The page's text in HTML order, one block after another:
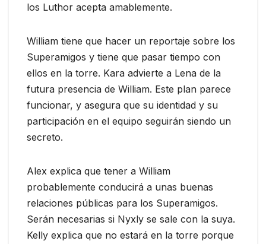
los Luthor acepta amablemente.
William tiene que hacer un reportaje sobre los
Superamigos y tiene que pasar tiempo con
ellos en la torre. Kara advierte a Lena de la
futura presencia de William. Este plan parece
funcionar, y asegura que su identidad y su
participación en el equipo seguirán siendo un
secreto.
Alex explica que tener a William
probablemente conducirá a unas buenas
relaciones públicas para los Superamigos.
Serán necesarias si Nyxly se sale con la suya.
Kelly explica que no estará en la torre porque